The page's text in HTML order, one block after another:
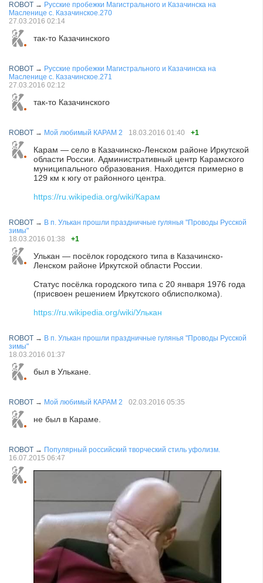
ROBOT → Русские пробежки Магистрального и Казачинска на
Масленице с. Казачинское.270
27.03.2016 02:14
так-то Казачинского
ROBOT → Русские пробежки Магистрального и Казачинска на
Масленице с. Казачинское.271
27.03.2016 02:12
так-то Казачинского
ROBOT → Мой любимый КАРАМ 2 18.03.2016 01:40 +1
Карам — село в Казачинско-Ленском районе Иркутской
области России. Административный центр Карамского
муниципального образования. Находится примерно в
129 км к югу от районного центра.
https://ru.wikipedia.org/wiki/Карам
ROBOT → В п. Улькан прошли праздничные гулянья "Проводы Русской
зимы"
18.03.2016 01:38 +1
Улькан — посёлок городского типа в Казачинско-
Ленском районе Иркутской области России.
Статус посёлка городского типа с 20 января 1976 года
(присвоен решением Иркутского облисполкома).
https://ru.wikipedia.org/wiki/Улькан
ROBOT → В п. Улькан прошли праздничные гулянья "Проводы Русской
зимы"
18.03.2016 01:37
был в Улькане.
ROBOT → Мой любимый КАРАМ 2 02.03.2016 05:35
не был в Караме.
ROBOT → Популярный российский творческий стиль уфолизм.
16.07.2015 06:47